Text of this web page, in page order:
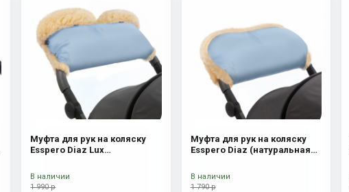
Муфта для рук на коляску
Esspero Diaz Lux
Mountain
1 990 р
В наличии
Муфта для рук на коляску
Esspero Diaz (натуральная
1 790 р
В наличии